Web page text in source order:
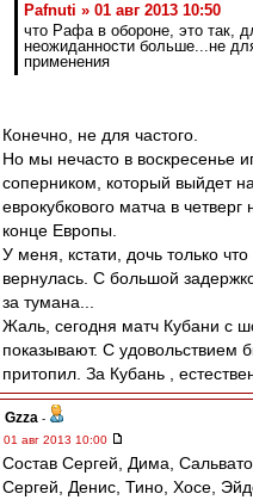
Pafnuti » 01 авг 2013 10:50
что Рафа в обороне, это так,
неожиданности больше...не
применения
Конечно, не для частого.
Но мы нечасто в воскресенье
соперником, который выйдет
еврокубкового матча в
конце Европы.
У меня, кстати, дочь только
вернулась. С большой
за тумана...
Жаль, сегодня матч Кубани с
показывают. С удовольствием
притопил. За Кубань ,
Gzza -
01 авг 2013 10:00
Состав Сергей, Дима,
Сергей, Денис, Тино, Хосе,